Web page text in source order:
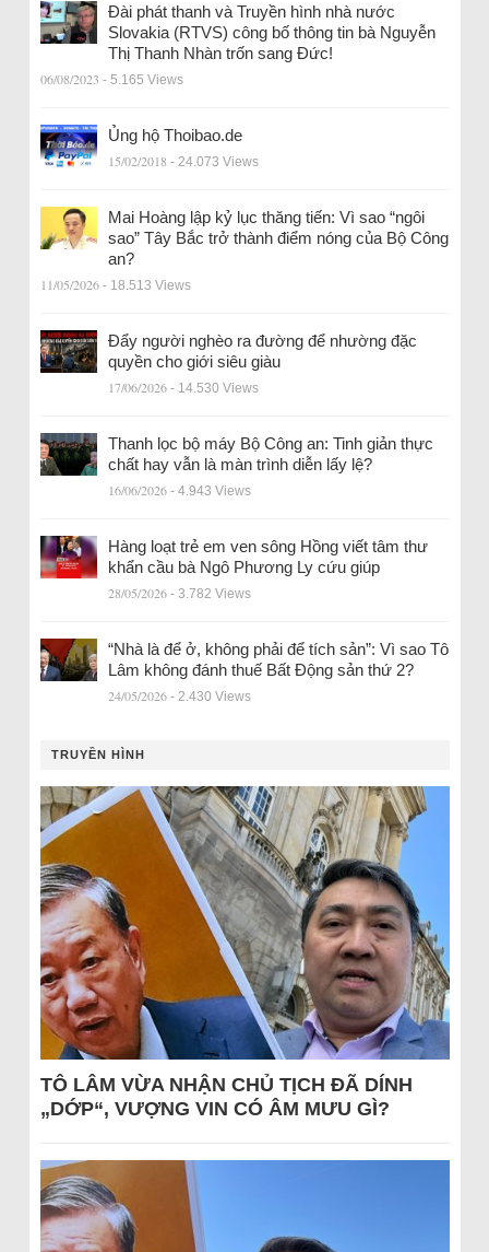
Đài phát thanh và Truyền hình nhà nước
Slovakia (RTVS) công bố thông tin bà Nguyễn
Thị Thanh Nhàn trốn sang Đức!
06/08/2023 - 5.165 Views
Ủng hộ Thoibao.de
15/02/2018 - 24.073 Views
Mai Hoàng lập kỷ lục thăng tiến: Vì sao “ngôi
sao” Tây Bắc trở thành điểm nóng của Bộ Công
an?
11/05/2026 - 18.513 Views
Đẩy người nghèo ra đường để nhường đặc
quyền cho giới siêu giàu
17/06/2026 - 14.530 Views
Thanh lọc bộ máy Bộ Công an: Tinh giản thực
chất hay vẫn là màn trình diễn lấy lệ?
16/06/2026 - 4.943 Views
Hàng loạt trẻ em ven sông Hồng viết tâm thư
khẩn cầu bà Ngô Phương Ly cứu giúp
28/05/2026 - 3.782 Views
“Nhà là để ở, không phải để tích sản”: Vì sao Tô
Lâm không đánh thuế Bất Động sản thứ 2?
24/05/2026 - 2.430 Views
TRUYỀN HÌNH
TÔ LÂM VỪA NHẬN CHỦ TỊCH ĐÃ DÍNH
„DỚP“, VƯỢNG VIN CÓ ÂM MƯU GÌ?